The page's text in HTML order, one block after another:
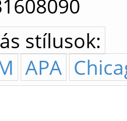
stílusok:
APA